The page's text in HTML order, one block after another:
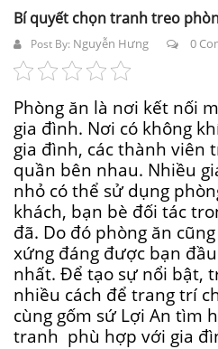
Bí quyết chọn tranh treo
Post By: Nguyễn Hưng 0
Phòng ăn là nơi kết nối
gia đình. Nơi có không
gia đình, các thành viên
quần bên nhau. Nhiều
nhỏ có thể sử dụng
khách, bạn bè đối tác
đã. Do đó phòng ăn
xứng đáng được bạn
nhất. Để tạo sự nổi bật,
nhiều cách để trang trí
cùng gốm sứ Lợi An tìm
tranh phù hợp với gia